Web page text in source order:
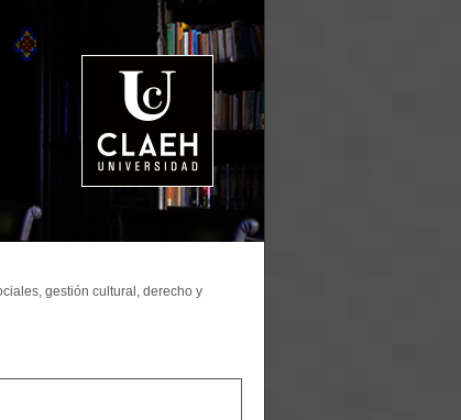
gestión cultural, derecho y